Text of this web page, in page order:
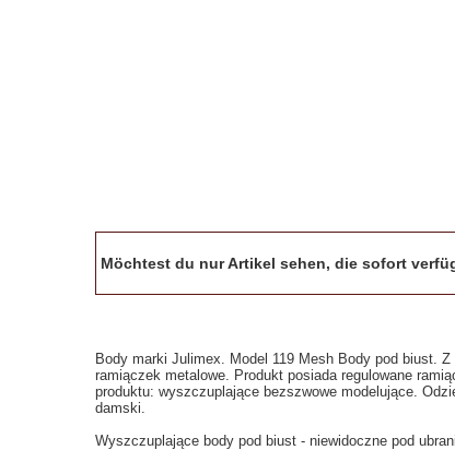
Möchtest du nur Artikel sehen, die sofort
Body marki Julimex. Model 119 Mesh Body pod biust.
ramiączek metalowe. Produkt posiada regulowane
produktu: wyszczuplające bezszwowe modelujące.
damski.
Wyszczuplające body pod biust - niewidoczne pod